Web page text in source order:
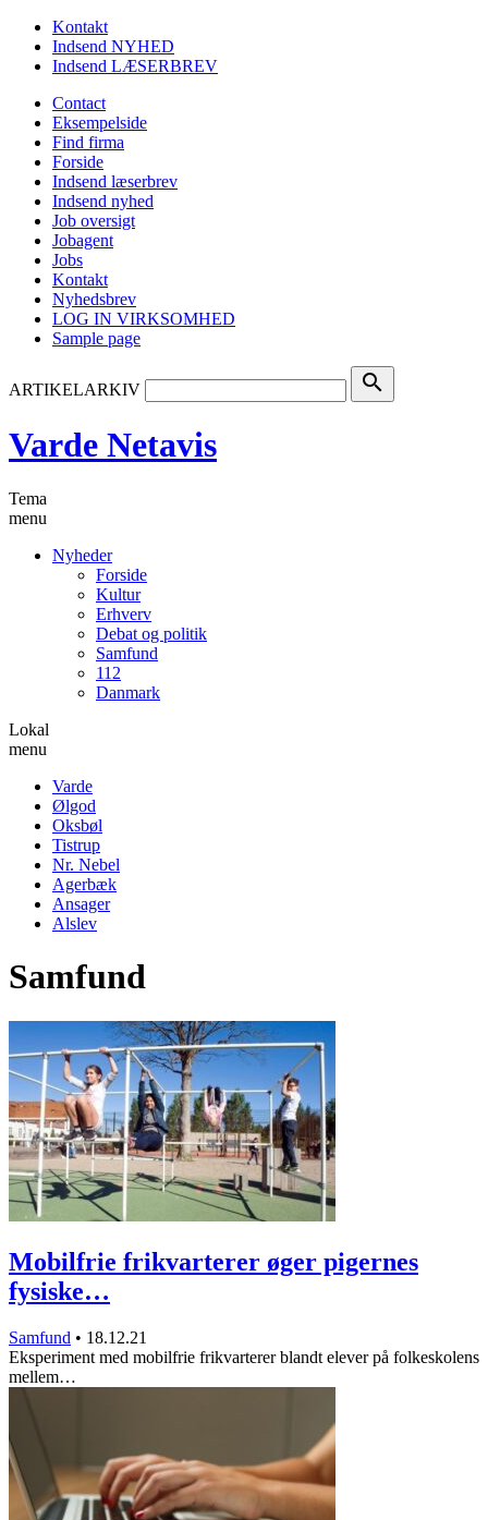
Kontakt
Indsend NYHED
Indsend LÆSERBREV
Contact
Eksempelside
Find firma
Forside
Indsend læserbrev
Indsend nyhed
Job oversigt
Jobagent
Jobs
Kontakt
Nyhedsbrev
LOG IN VIRKSOMHED
Sample page
ARTIKELARKIV search
Varde Netavis
Tema
menu
Nyheder
Forside
Kultur
Erhverv
Debat og politik
Samfund
112
Danmark
Lokal
menu
Varde
Ølgod
Oksbøl
Tistrup
Nr. Nebel
Agerbæk
Ansager
Alslev
Samfund
Mobilfrie frikvarterer øger pigernes
fysiske…
Samfund • 18.12.21
Eksperiment med mobilfrie frikvarterer blandt elever på folkeskolens
mellem…